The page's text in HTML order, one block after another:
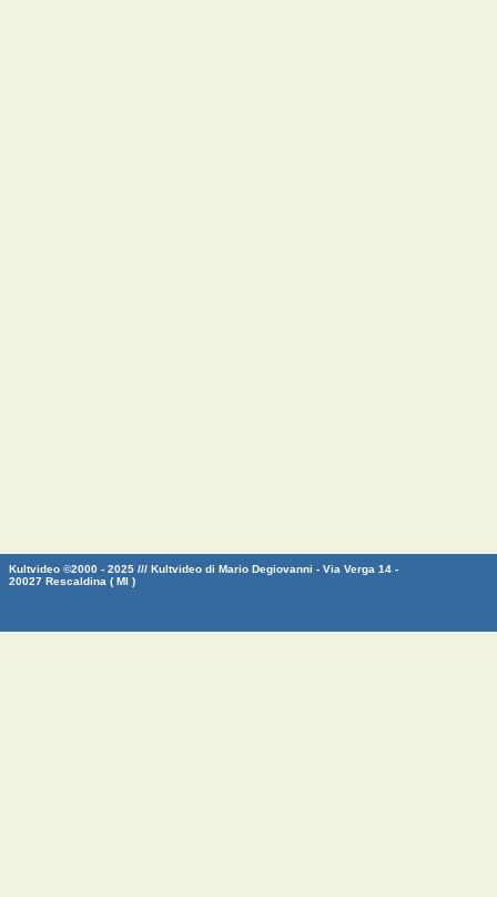
Kultvideo ©2000 - 2025 /// Kultvideo di Mario Degiovanni - Via Verga 14 -
20027 Rescaldina ( MI )